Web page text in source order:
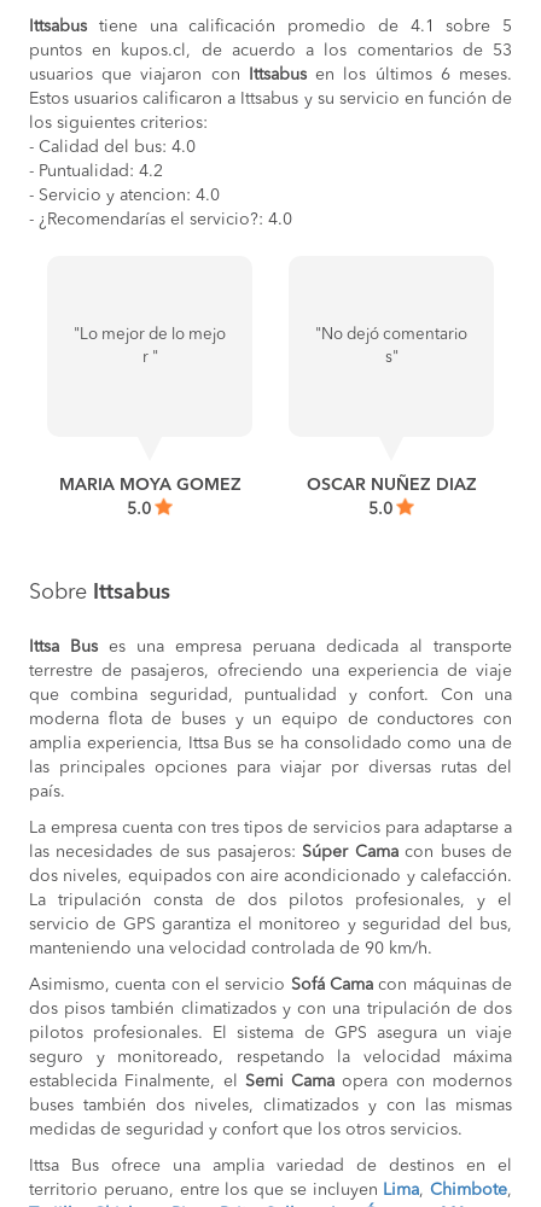
Lima a
Trujillo
COMPRAR
Trujillo a
Lima
Lima a
Chiclayo
Lima a
S/145
Lima a
S/120
Talara a
Lima a
Talara
S/110
COMPRAR
Tumbes a
Lima
S/120
Lima a
Sullana
S/105
COMPRAR
Tumbes a
Trujillo
S/120
COMPRAR
Paita a
Lima
S/105
COMPRAR
Lima a
Paita
S/105
COMPRAR
Chiclayo a
Mancora
S/110
COMPRAR
Ittsabus tiene una calificación promedio de 4.1 sobre 5
puntos en kupos.cl, de acuerdo a los comentarios de 53
usuarios que viajaron con
Ittsabusen los últimos 6 meses.
Estos usuarios calificaron a Ittsabus y su servicio en función de
los siguientes criterios:
- Calidad del bus: 4.0
- Puntualidad: 4.2
- Servicio y atencion: 4.0
- ¿Recomendarías el servicio?: 4.0
"Lo mejor de lo mejo
r "
MARIA MOYA GOMEZ
5.0
"No dejó comentario
s"
OSCAR NUÑEZ DIAZ
5.0
Sobre Ittsabus
Ittsa Bus es una empresa peruana dedicada al transporte
terrestre de pasajeros, ofreciendo una experiencia de viaje
que combina seguridad, puntualidad y confort. Con una
moderna flota de buses y un equipo de conductores con
amplia experiencia, Ittsa Bus se ha consolidado como una de
las principales opciones para viajar por diversas rutas del
país.
La empresa cuenta con tres tipos de servicios para adaptarse a
las necesidades de sus pasajeros:Súper Camacon buses de
dos niveles, equipados con aire acondicionado y calefacción.
La tripulación consta de dos pilotos profesionales, y el
servicio de GPS garantiza el monitoreo y seguridad del bus,
manteniendo una velocidad controlada de 90 km/h.
Asimismo, cuenta con el servicio Sofá Cama con máquinas de
dos pisos también climatizados y con una tripulación de dos
pilotos profesionales. El sistema de GPS asegura un viaje
seguro y monitoreado, respetando la velocidad máxima
establecida Finalmente, el Semi Cama opera con modernos
buses también dos niveles, climatizados y con las mismas
medidas de seguridad y confort que los otros servicios.
Ittsa Bus ofrece una amplia variedad de destinos en el
territorio peruano, entre los que se incluyen Lima, Chimbote,